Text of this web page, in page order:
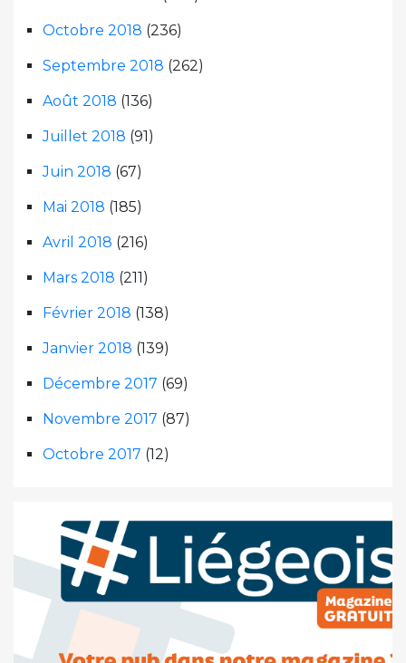
Octobre 2018 (236)
Septembre 2018 (262)
Août 2018 (136)
Juillet 2018 (91)
Juin 2018 (67)
Mai 2018 (185)
Avril 2018 (216)
Mars 2018 (211)
Février 2018 (138)
Janvier 2018 (139)
Décembre 2017 (69)
Novembre 2017 (87)
Octobre 2017 (12)